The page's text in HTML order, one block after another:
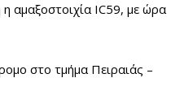
αμαξοστοιχία IC59, με ώρα
στο τμήμα Πειραιάς –